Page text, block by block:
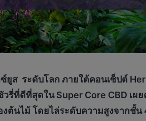
ส ระดับโลก ภายใต้คอนเซ็ปต์
รี่ที่ดีที่สุดใน Super Core CBD เ
นไม้ โดยไล่ระดับความสูงจากชั้น